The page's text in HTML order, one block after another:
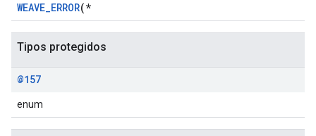
WEAVE_ERROR(*
Tipos protegidos
@157
enum